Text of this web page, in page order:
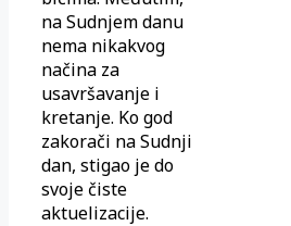
na Sudnjem danu
nema nikakvog
načina za
usavršavanje i
kretanje. Ko god
zakorači na Sudnji
dan, stigao je do
svoje čiste
aktuelizacije.